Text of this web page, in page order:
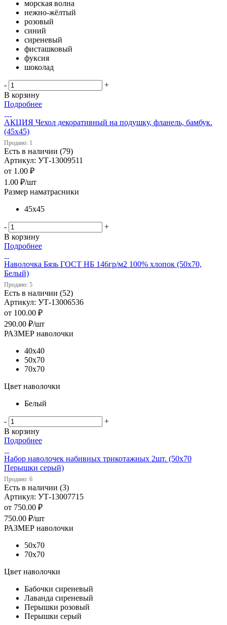
морская волна
нежно-жёлтый
розовый
синий
сиреневый
фисташковый
фуксия
шоколад
-
+
В корзину
Подробнее
АКЦИЯ Чехол декоративный на подушку, фланель, бамбук.
(45х45)
Продано: 1
Есть в наличии (79)
Артикул: УТ-13009511
от 1.00 ₽
1.00 ₽/шт
Размер наматрасники
45х45
-
+
В корзину
Подробнее
Наволочка Бязь ГОСТ НБ 146гр/м2 100% хлопок (50х70,
Белый)
Продано: 5
Есть в наличии (52)
Артикул: УТ-13006536
от 100.00 ₽
290.00 ₽/шт
РАЗМЕР наволочки
40х40
50х70
70х70
Цвет наволочки
Белый
-
+
В корзину
Подробнее
Набор наволочек набивных трикотажных 2шт. (50х70
Перышки серый)
Продано: 6
Есть в наличии (3)
Артикул: УТ-13007715
от 750.00 ₽
750.00 ₽/шт
РАЗМЕР наволочки
50х70
70х70
Цвет наволочки
Бабочки сиреневый
Лаванда сиреневый
Перышки розовый
Перышки серый